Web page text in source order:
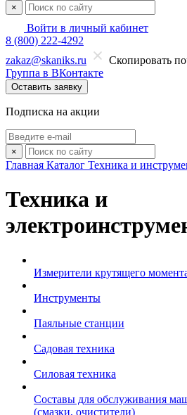
×
Войти в личный кабинет
8 (800) 222-4292
zakaz@skaniks.ru
Скопировать
Группа в ВКонтакте
Оставить заявку
Подписка на акции
×
Главная Каталог Техника и
Техника и
Измерители крутящего
Инструменты
Паяльные станции
Садовая техника
Силовая техника
Составы для обслуживания
(смазки, очистители)